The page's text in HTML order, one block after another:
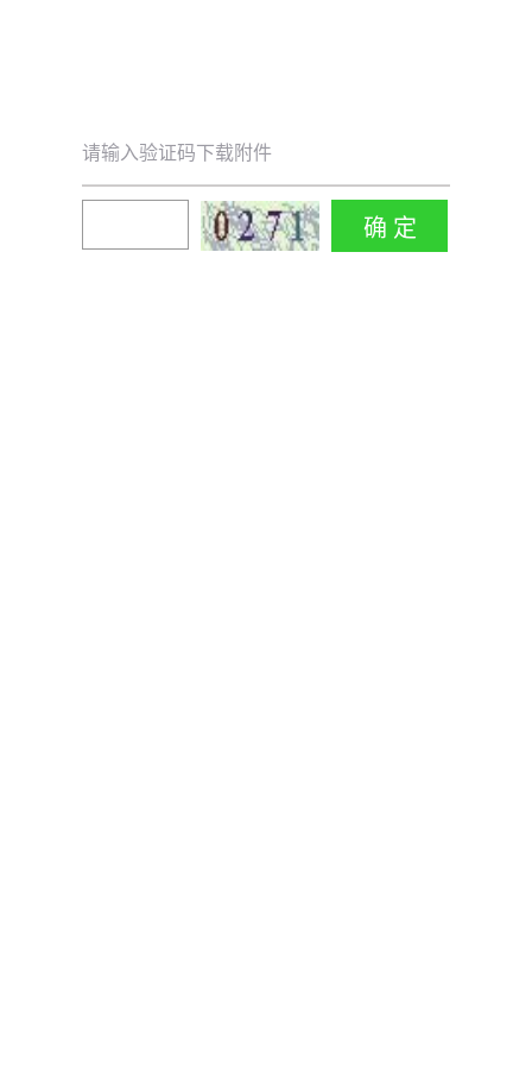
请输入验证码下载附件